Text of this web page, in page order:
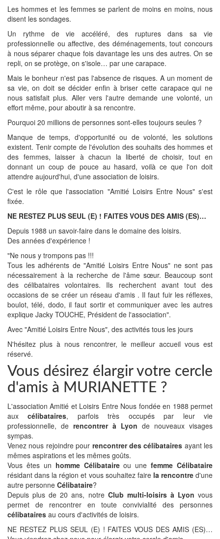
Les hommes et les femmes se parlent de moins en moins, nous
disent les sondages.
Un rythme de vie accéléré, des ruptures dans sa vie
professionnelle ou affective, des déménagements, tout concours
à nous séparer chaque fois davantage les uns des autres. On se
repli, on se protège, on s'isole… par une carapace.
Mais le bonheur n'est pas l'absence de risques. A un moment de
sa vie, on doit se décider enfin à briser cette carapace qui ne
nous satisfait plus. Aller vers l'autre demande une volonté, un
effort même, pour aboutir à sa rencontre.
Pourquoi 20 millions de personnes sont-elles toujours seules ?
Manque de temps, d'opportunité ou de volonté, les solutions
existent. Tenir compte de l'évolution des souhaits des hommes et
des femmes, laisser à chacun la liberté de choisir, tout en
donnant un coup de pouce au hasard, voilà ce que l'on doit
attendre aujourd'hui, d'une association de loisirs.
C'est le rôle que l'association "Amitié Loisirs Entre Nous" s'est
fixée.
NE RESTEZ PLUS SEUL (E) ! FAITES VOUS DES AMIS (ES)…
Depuis 1988 un savoir-faire dans le domaine des loisirs.
Des années d'expérience !
"Ne nous y trompons pas !!!
Tous les adhérents de "Amitié Loisirs Entre Nous" ne sont pas
nécessairement à la recherche de l'âme sœur. Beaucoup sont
des célibataires volontaires. Ils recherchent avant tout des
occasions de se créer un réseau d'amis . Il faut fuir les réflexes,
boulot, télé, dodo, il faut sortir et communiquer avec les autres
explique Jacky TOUCHE, Président de l'association".
Avec "Amitié Loisirs Entre Nous", des activités tous les jours
N'hésitez plus à nous rencontrer, le meilleur accueil vous est
réservé.
Vous désirez élargir votre cercle
d'amis à MURIANETTE ?
L'association Amitié et Loisirs Entre Nous fondée en 1988 permet
auxcélibataires, parfois très occupés par leur vie
professionnelle, de rencontrer à Lyon de nouveaux visages
sympas.
Venez nous rejoindre pour rencontrer des célibataires ayant les
mêmes aspirations et les mêmes goûts.
Vous êtes un homme Célibataireou unefemme Célibataire
résidant dans la région et vous souhaitez faire la rencontred'une
autre personne Célibataire?
Depuis plus de 20 ans, notre Club multi-loisirs à Lyon vous
permet de rencontrer en toute convivialité des personnes
célibataires au cours d'activités de loisirs.
NE RESTEZ PLUS SEUL (E) ! FAITES VOUS DES AMIS (ES)…